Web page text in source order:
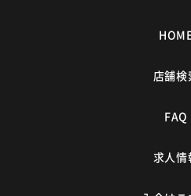
店舗検
FAQ
求人情